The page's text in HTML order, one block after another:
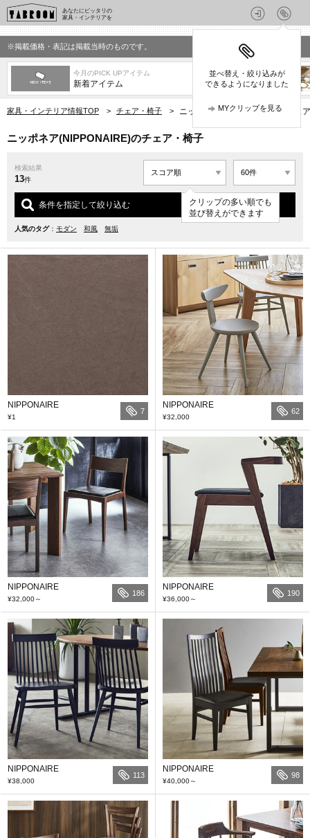
あなたにピッタリの
家具・インテリアを
並べ替え・絞り込みが
できるようになりました
MYクリップを見る
※掲載価格・表記は掲載当時のものです。
今月のPICK UPアイテム
新着アイテム
家具・インテリア情報TOP > チェア・椅子 > ニッポネア(NIPPONAIRE)のチェ
ニッポネア(NIPPONAIRE)のチェア・椅子
検索結果
13件
クリップの多い順でも
並び替えができます
条件を指定して絞り込む
人気のタグ： モダン 和風 無垢
NIPPONAIRE
¥1
7
NIPPONAIRE
¥32,000
62
NIPPONAIRE
¥32,000～
186
NIPPONAIRE
¥36,000～
190
NIPPONAIRE
¥38,000
113
NIPPONAIRE
¥40,000～
98